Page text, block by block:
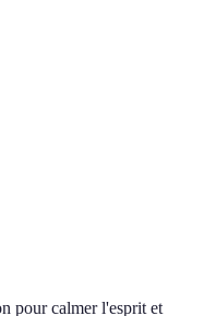
pour calmer l'esprit et